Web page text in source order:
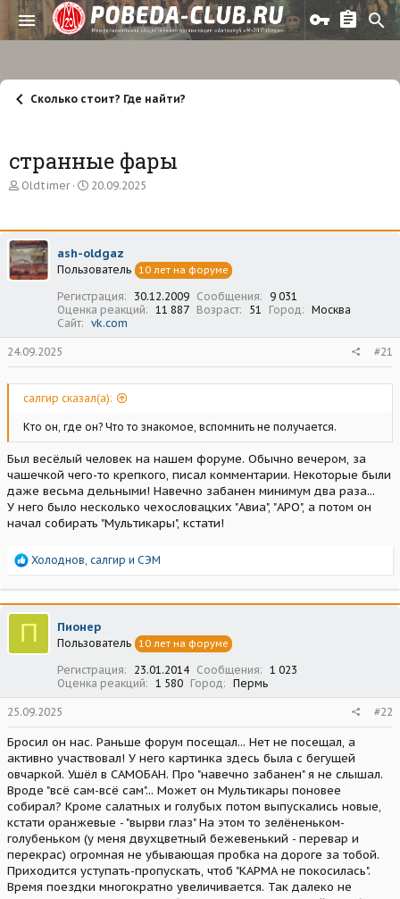
Сколько стоит? Где найти?
странные фары
А
о
р
т
е
Oldtimer
Д
а
а
ч
л
а
20.09.2025
ash-oldgaz
Пользователь 10 лет на форуме
Регистрация 30.12.2009 Сообщения
9 031
Оценка реакций
11 887 Возраст 51 Город
Москва
Сайт
vk.com
24.09.2025 #21
салгир сказал(а):
Кто он, где он? Что то знакомое, вспомнить не получается.
Был весёлый человек на нашем форуме. Обычно вечером, за
чашечкой чего-то крепкого, писал комментарии. Некоторые были
даже весьма дельными! Навечно забанен минимум два раза...
У него было несколько чехословацких "Авиа", "АРО", а потом он
начал собирать "Мультикары", кстати!
Р
а
к
ц
и
и
Холоднов салгир и СЭМ
П Пионер
Пользователь 10 лет на форуме
Регистрация 23.01.2014 Сообщения
1 023
Оценка реакций
1 580 Город Пермь
25.09.2025 #22
Бросил он нас. Раньше форум посещал... Нет не посещал, а
активно участвовал! У него картинка здесь была с бегущей
овчаркой. Ушёл в САМОБАН. Про "навечно забанен" я не слышал.
Вроде "всё сам-всё сам"... Может он Мультикары поновее
собирал? Кроме салатных и голубых потом выпускались новые,
кстати оранжевые - "вырви глаз" На этом то зелёненьком-
голубеньком (у меня двухцветный бежевенький - перевар и
перекрас) огромная не убывающая пробка на дороге за тобой.
Приходится уступать-пропускать, чтоб "КАРМА не покосилась".
Время поездки многократно увеличивается. Так далеко не